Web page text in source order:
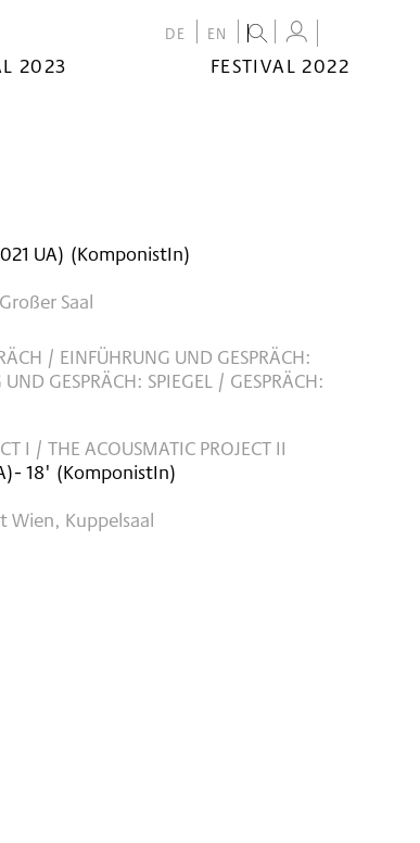
DE EN
2023 FESTIVAL 2022
UA) (KomponistIn)
Saal
/ EINFÜHRUNG UND GESPRÄCH:
GESPRÄCH: SPIEGEL / GESPRÄCH:
I / THE ACOUSMATIC PROJECT II
)- 18' (KomponistIn)
Wien, Kuppelsaal